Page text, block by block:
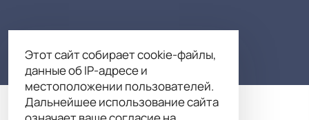
Этот сайт собирает cookie-файлы,
данные об IP-адресе и
местоположении пользователей.
Дальнейшее использование сайта